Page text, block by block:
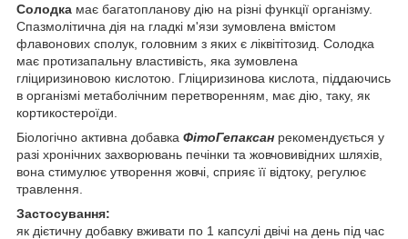
Солодка має багатопланову дію на різні функції організму.
Спазмолітична дія на гладкі м'язи зумовлена вмістом
флавонових сполук, головним з яких є ліквітітозид. Солодка
має протизапальну властивість, яка зумовлена
гліциризиновою кислотою. Гліциризинова кислота, піддаючись
в організмі метаболічним перетворенням, має дію, таку, як
кортикостероїди.
Біологічно активна добавка ФітоГепаксан рекомендується у
разі хронічних захворювань печінки та жовчовивідних шляхів,
вона стимулює утворення жовчі, сприяє її відтоку, регулює
травлення.
Застосування:
як дієтичну добавку вживати по 1 капсулі двічі на день під час